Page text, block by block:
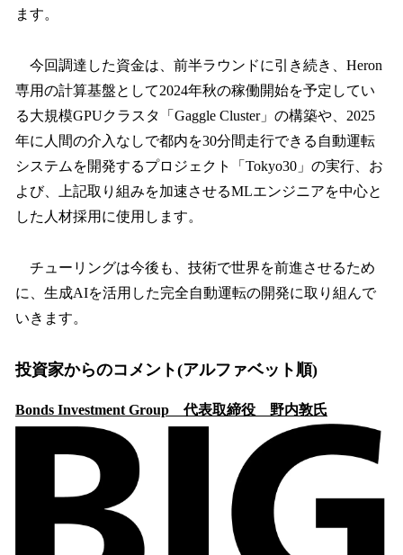
ます。
今回調達した資金は、前半ラウンドに引き続き、Heron
専用の計算基盤として2024年秋の稼働開始を予定してい
る大規模GPUクラスタ「Gaggle Cluster」の構築や、2025
年に人間の介入なしで都内を30分間走行できる自動運転
システムを開発するプロジェクト「Tokyo30」の実行、お
よび、上記取り組みを加速させるMLエンジニアを中心と
した人材採用に使用します。
チューリングは今後も、技術で世界を前進させるため
に、生成AIを活用した完全自動運転の開発に取り組んで
いきます。
投資家からのコメント(アルファベット順)
Bonds Investment Group 代表取締役 野内敦氏